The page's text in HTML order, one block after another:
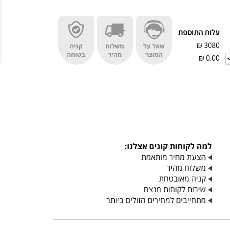
עלות התוספת
3080
₪
0.00
₪
למה לקוחות קונים אצלנו:
הצעת מחיר מותאמת
משלוח מהיר
קניה מאובטחת
שירות לקוחות מנצח
מתחייבים למחירים הזולים ביותר